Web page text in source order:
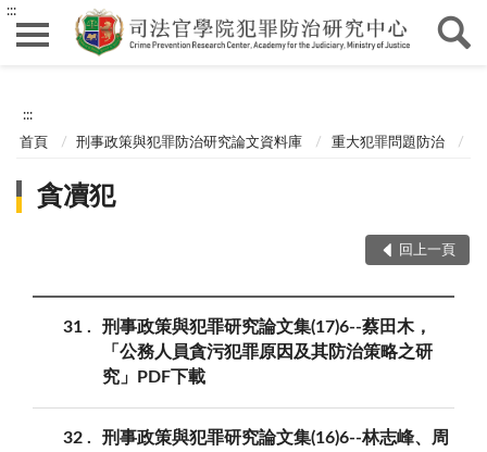
:::
:::
首頁 刑事政策與犯罪防治研究論文資料庫 重大犯罪問題防治
貪凟犯
回上一頁
31
刑事政策與犯罪研究論文集(17)6--蔡田木，
「公務人員貪污犯罪原因及其防治策略之研
究」PDF下載
32
刑事政策與犯罪研究論文集(16)6--林志峰、周